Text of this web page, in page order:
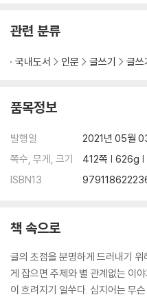
02 흥미를 끌 수 있는 것이어야 한다
04 내용이 정확한 것이어야 한다
06 그 부분의 주제로 소제목을 삼아
제6장 품격 있는 문장을 구사하라
01 상투적 표현을 피하라
02 구어체적 표현을 삼가라
05 완결된 문장을 써라
06 용어를 일관되게 사용하라
07 존칭이나 존대 표현에 주의하라
08 도표를 적절하게 활용하라
관련 분류
국내도서 인문 글쓰기 글쓰
품목정보
발행일
2021년 05월
쪽수, 무게, 크기
412쪽 | 626g
ISBN13
책 속으로
글의 초점을 분명하게 드러내기
게 잡으면 주제와 별 관계없는 이
이 흐려지기 일쑤다. 심지어는 무